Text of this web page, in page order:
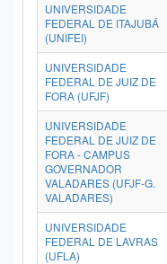
UNIVERSIDADE
FEDERAL DE ITAJUBÁ
(UNIFEI)
UNIVERSIDADE
FEDERAL DE JUIZ DE
FORA (UFJF)
UNIVERSIDADE
FEDERAL DE JUIZ DE
FORA - CAMPUS
GOVERNADOR
VALADARES (UFJF-G.
VALADARES)
UNIVERSIDADE
FEDERAL DE LAVRAS
(UFLA)